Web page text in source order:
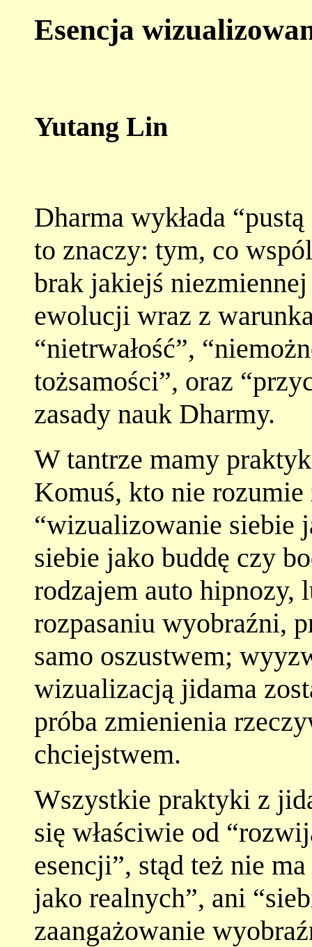
Esencja
Yutang Lin
Dharma wykłada
to znaczy: tym, co
brak jakiejś
ewolucji wraz z
“nietrwałość”,
tożsamości”, oraz
zasady nauk Dharmy.
W tantrze mamy
Komuś, kto nie rozumie
“wizualizowanie siebie
siebie jako buddę czy
rodzajem auto hipnozy,
rozpasaniu wyobraźni,
samo oszustwem;
wizualizacją jidama
próba zmienienia
chciejstwem.
Wszystkie praktyki z
się właściwie od
esencji”, stąd też nie
jako realnych”, ani
zaangażowanie